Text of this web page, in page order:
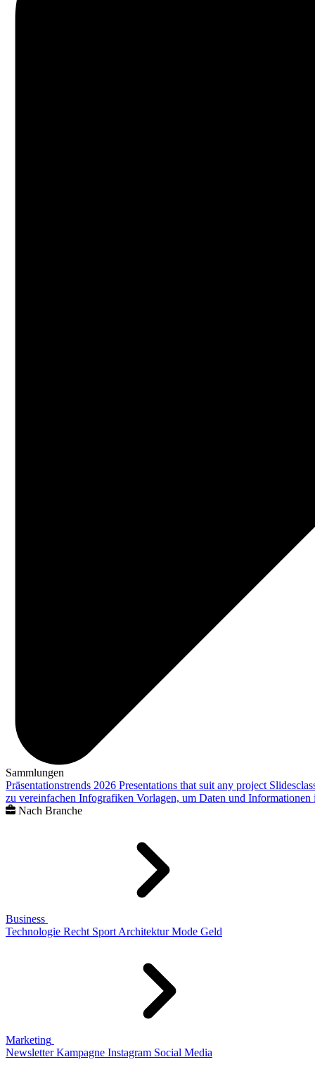
Sammlungen
Präsentationstrends 2026 Presentations that suit any project
zu vereinfachen Infografiken Vorlagen, um Daten und
Nach Branche
Business
Technologie Recht Sport Architektur Mode Geld
Marketing
Newsletter Kampagne Instagram Social Media